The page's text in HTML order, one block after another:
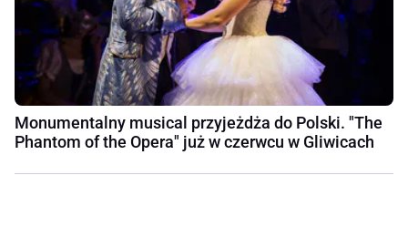
Monumentalny musical przyjeżdża do Polski. "The
Phantom of the Opera" już w czerwcu w Gliwicach